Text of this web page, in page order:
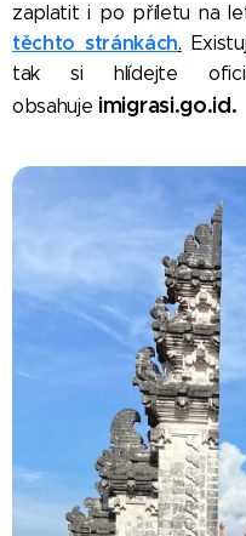
zaplatit i po příletu na
těchto stránkách.
tak si hlídejte
obsahuje imigrasi.go.id.